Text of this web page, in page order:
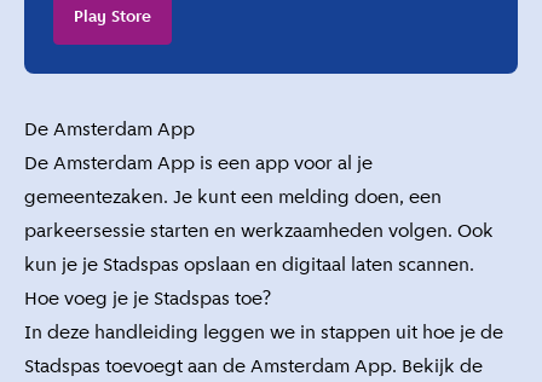
Play Store
De Amsterdam App
De Amsterdam App is een app voor al je
gemeentezaken. Je kunt een melding doen, een
parkeersessie starten en werkzaamheden volgen. Ook
kun je je Stadspas opslaan en digitaal laten scannen.
Hoe voeg je je Stadspas toe?
In deze handleiding leggen we in stappen uit hoe je de
Stadspas toevoegt aan de Amsterdam App. Bekijk de